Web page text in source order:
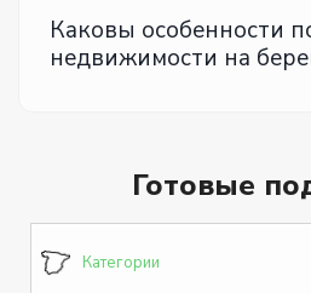
Каковы особенности
недвижимости на
Готовые
Категории